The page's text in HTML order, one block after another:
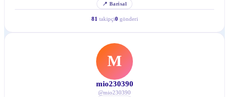
📍 Barisal
81 takipçi0 gönderi
M
mio230390
@mio230390